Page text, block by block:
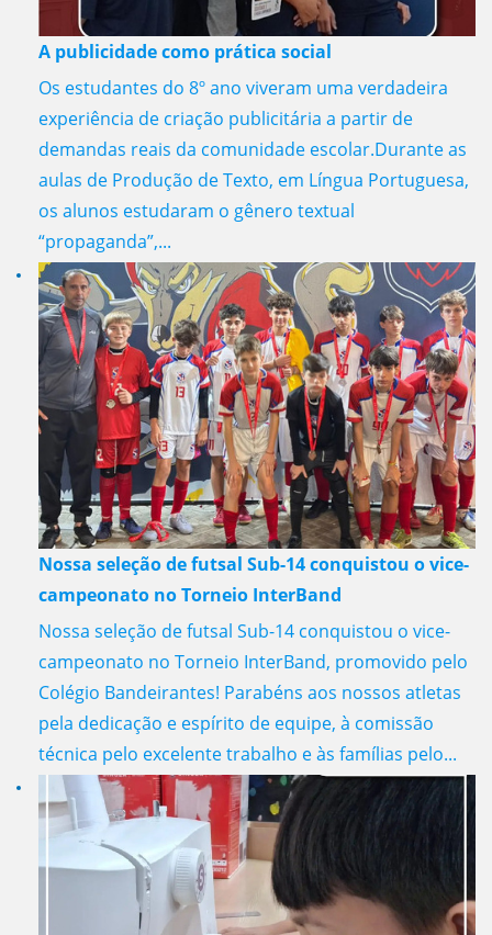
A publicidade como prática social
Os estudantes do 8º ano viveram uma verdadeira
experiência de criação publicitária a partir de
demandas reais da comunidade escolar.Durante as
aulas de Produção de Texto, em Língua Portuguesa,
os alunos estudaram o gênero textual
“propaganda”,...
Nossa seleção de futsal Sub-14 conquistou o vice-
campeonato no Torneio InterBand
Nossa seleção de futsal Sub-14 conquistou o vice-
campeonato no Torneio InterBand, promovido pelo
Colégio Bandeirantes! Parabéns aos nossos atletas
pela dedicação e espírito de equipe, à comissão
técnica pelo excelente trabalho e às famílias pelo...